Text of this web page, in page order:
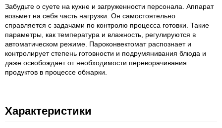
Забудьте о суете на кухне и загруженности персонала. Аппарат
возьмет на себя часть нагрузки. Он самостоятельно
справляется с задачами по контролю процесса готовки. Такие
параметры, как температура и влажность, регулируются в
автоматическом режиме. Пароконвектомат распознает и
контролирует степень готовности и подрумянивания блюда и
даже освобождает от необходимости переворачивания
продуктов в процессе обжарки.
Характеристики